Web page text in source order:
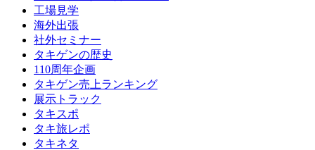
工場見学
海外出張
社外セミナー
タキゲンの歴史
110周年企画
タキゲン売上ランキング
展示トラック
タキスポ
タキ旅レポ
タキネタ